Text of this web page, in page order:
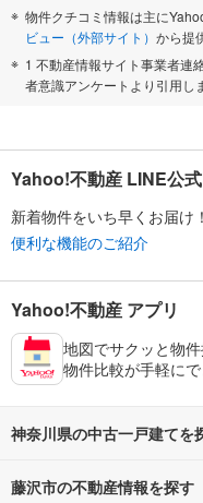
物件クチコミ情報は主に
ビュー（外部サイト） から提
1 不動産情報サイト事業者連
者意識アンケートより引用し
Yahoo!不動産 LINE公
新着物件をいち早くお届け！
便利な機能のご紹介
Yahoo!不動産 アプリ
地図でサクッと物
物件比較が手軽に
神奈川県の中古一戸建てを
路線・駅から探す
藤沢市の不動産情報を探す